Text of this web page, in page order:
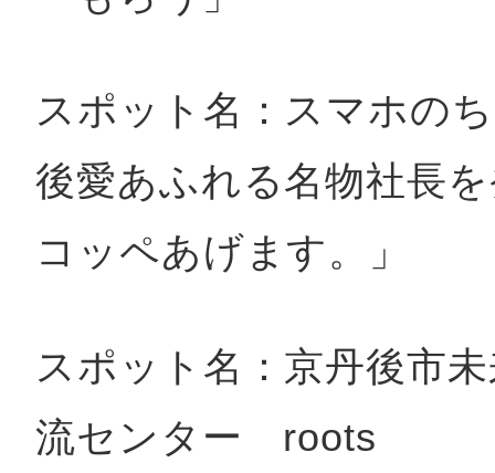
スポット名：スマホ
後愛あふれる名物社長
コッペあげます。」
スポット名：京丹後市
流センター roots